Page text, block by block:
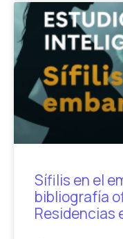
Sífilis en el
bibliografía
Residencias